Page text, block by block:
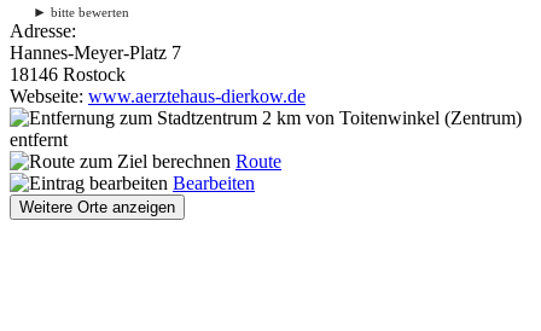
► bitte bewerten
Adresse:
Hannes-Meyer-Platz 7
18146 Rostock
Webseite: www.aerztehaus-dierkow.de
2 km von Toitenwinkel (Zentrum)
entfernt
Route
Bearbeiten
Weitere Orte anzeigen